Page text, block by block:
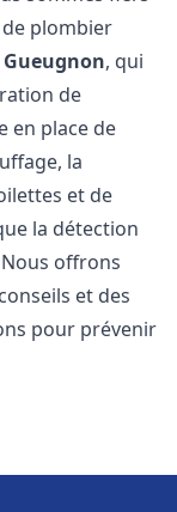
plombier
Gueugnon, qui
de
en place de
la
et de
la détection
offrons
et des
pour prévenir